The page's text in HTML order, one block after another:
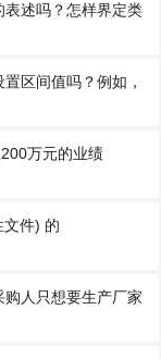
述吗？怎样界定类
区间值吗？例如，
万元的业绩
文件) 的
人只想要生产厂家